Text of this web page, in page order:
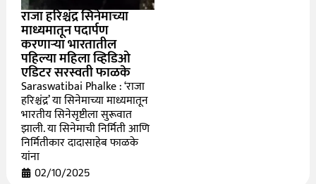
राजा हरिश्चंद्र सिनेमाच्या
माध्यमातून पदार्पण
करणाऱ्या भारतातील
पहिल्या महिला व्हिडिओ
एडिटर सरस्वती फाळके
Saraswatibai Phalke : ‘राजा
हरिश्चंद्र’ या सिनेमाच्या माध्यमातून
भारतीय सिनेसृष्टीला सुरूवात
झाली. या सिनेमाची निर्मिती आणि
निर्मितीकार दादासाहेब फाळके
यांना
02/10/2025